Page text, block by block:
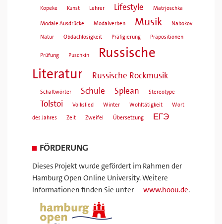
Kopeke Kunst Lehrer Lifestyle Matrjoschka
Modale Ausdrücke Modalverben Musik Nabokov
Natur Obdachlosigkeit Präfigierung Präpositionen
Prüfung Puschkin
Russische
Literatur
Russische Rockmusik
Schaltwörter Schule Splean Stereotype
Tolstoi Volkslied Winter Wohltätigkeit
Wort
des Jahres
Zeit Zweifel Übersetzung ЕГЭ
FÖRDERUNG
Dieses Projekt wurde gefördert im Rahmen der
Hamburg Open Online University. Weitere
Informationen finden Sie unter
www.hoou.de.